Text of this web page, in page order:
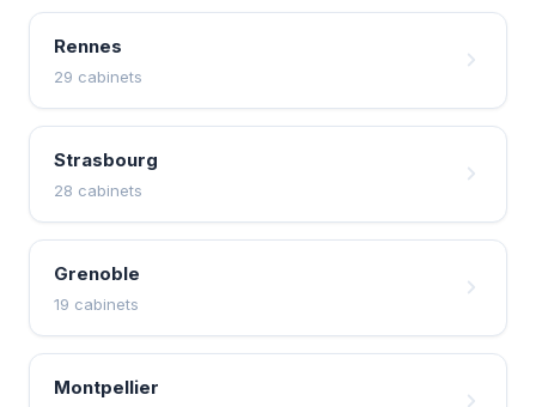
Rennes
29 cabinets
Strasbourg
28 cabinets
Grenoble
19 cabinets
Montpellier